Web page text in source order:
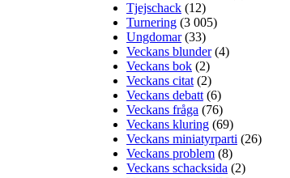
Tjejschack (12)
Turnering (3 005)
Ungdomar(33)
Veckans blunder(4)
Veckans bok (2)
Veckans citat (2)
Veckans debatt (6)
Veckans fråga (76)
Veckans kluring (69)
Veckans miniatyrparti (26)
Veckans problem (8)
Veckans schacksida (2)